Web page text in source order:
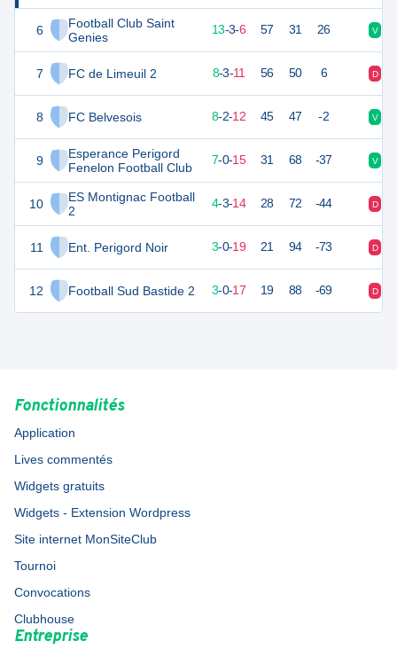
6
Football Club Saint
Genies
7 FC de Limeuil 2
8 FC Belvesois
9
Esperance Perigord
Fenelon Football Club
10
ES Montignac Football
2
11 Ent. Perigord Noir
12 Football Sud Bastide 2
42 13-3-6 57 31 26 V
27 8-3-11 56 50 6 D
8-2-12 45 47 -2 V
21 22 7-0-15 31 68 -37 V
14 22 4-3-14 28 72 -44 D
9 3-0-19 21 94 -73 D
7 22 3-0-17 19 88 -69 D
Fonctionnalités
Application
Lives commentés
Widgets gratuits
Widgets - Extension Wordpress
Site internet MonSiteClub
Tournoi
Convocations
Clubhouse
Entreprise